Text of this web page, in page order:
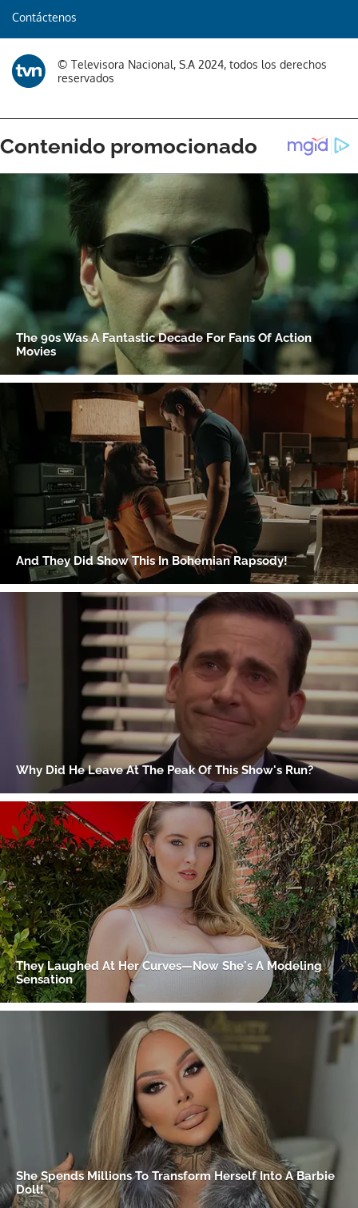
ACEPTAR
Contáctenos
© Televisora Nacional, S.A 2024, todos los derechos
reservados